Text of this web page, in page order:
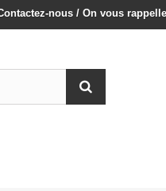
nous / On vous rappelle